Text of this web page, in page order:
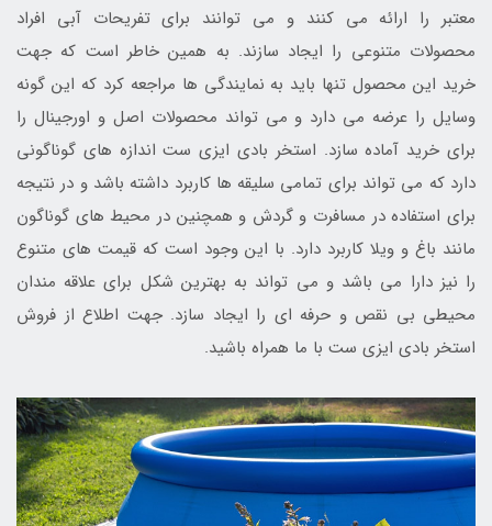
معتبر را ارائه می کنند و می توانند برای تفریحات آبی افراد
محصولات متنوعی را ایجاد سازند. به همین خاطر است که جهت
خرید این محصول تنها باید به نمایندگی ها مراجعه کرد که این گونه
وسایل را عرضه می دارد و می تواند محصولات اصل و اورجینال را
برای خرید آماده سازد. استخر بادی ایزی ست اندازه های گوناگونی
دارد که می تواند برای تمامی سلیقه ها کاربرد داشته باشد و در نتیجه
برای استفاده در مسافرت و گردش و همچنین در محیط های گوناگون
مانند باغ و ویلا کاربرد دارد. با این وجود است که قیمت های متنوع
را نیز دارا می باشد و می تواند به بهترین شکل برای علاقه مندان
محیطی بی نقص و حرفه ای را ایجاد سازد. جهت اطلاع از فروش
استخر بادی ایزی ست با ما همراه باشید.